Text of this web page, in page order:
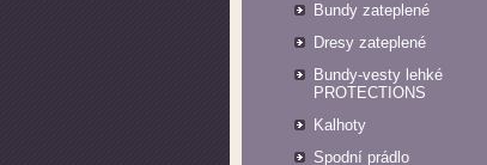
Bundy zateplené
Dresy zateplené
Bundy-vesty lehké
PROTECTIONS
Kalhoty
Spodní prádlo